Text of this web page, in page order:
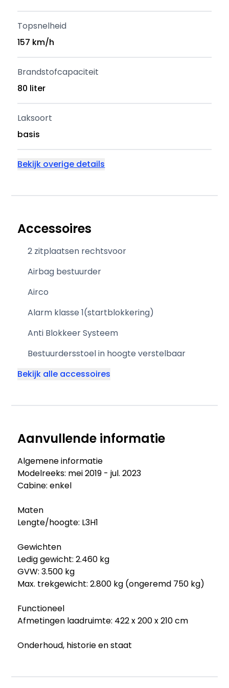
Topsnelheid
157 km/h
Brandstofcapaciteit
80 liter
Laksoort
basis
Bekijk overige details
Accessoires
2 zitplaatsen rechtsvoor
Airbag bestuurder
Airco
Alarm klasse 1(startblokkering)
Anti Blokkeer Systeem
Bestuurdersstoel in hoogte verstelbaar
Bekijk alle accessoires
Aanvullende informatie
Algemene informatie
Modelreeks: mei 2019 - jul. 2023
Cabine: enkel
Maten
Lengte/hoogte: L3H1
Gewichten
Ledig gewicht: 2.460 kg
GVW: 3.500 kg
Max. trekgewicht: 2.800 kg (ongeremd 750 kg)
Functioneel
Afmetingen laadruimte: 422 x 200 x 210 cm
Onderhoud, historie en staat